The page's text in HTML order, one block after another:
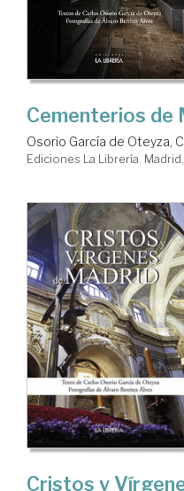
Cementerios de
Osorio García de Oteyza,
Ediciones La Librería.
Cristos y